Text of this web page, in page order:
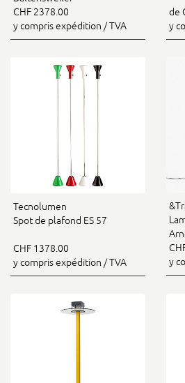
CHF 2378.00
y compris expédition / TVA
de
y
Tecnolumen
Spot de plafond ES 57
CHF 1378.00
y compris expédition / TVA
y